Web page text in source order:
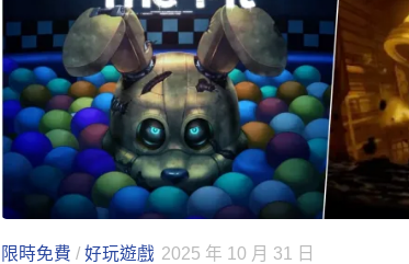
限時免費 / 好玩遊戲 2025 年 10 月 31 日